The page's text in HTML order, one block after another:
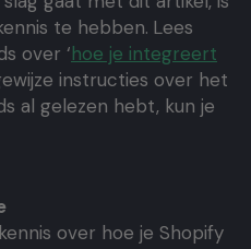
te hebben. Lees
over ‘hoe je integreert
instructies over het
al gelezen hebt, kun je
over hoe je Shopify